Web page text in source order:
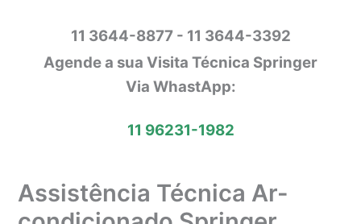
11 3644-8877 - 11 3644-3392
Agende a sua Visita Técnica Springer
Via WhastApp:
11 96231-1982
Assistência Técnica Ar-